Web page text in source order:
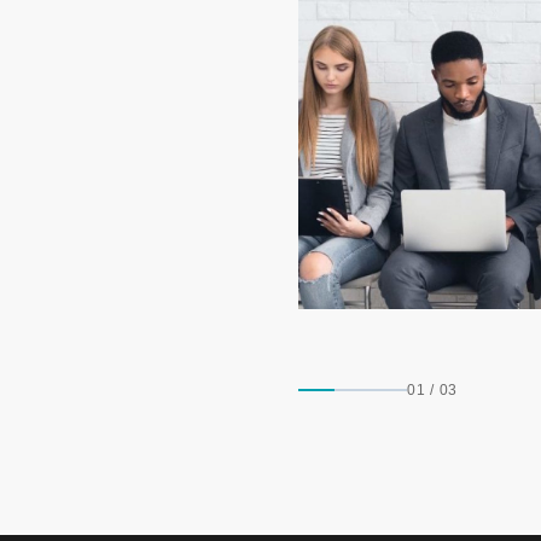
01 / 03